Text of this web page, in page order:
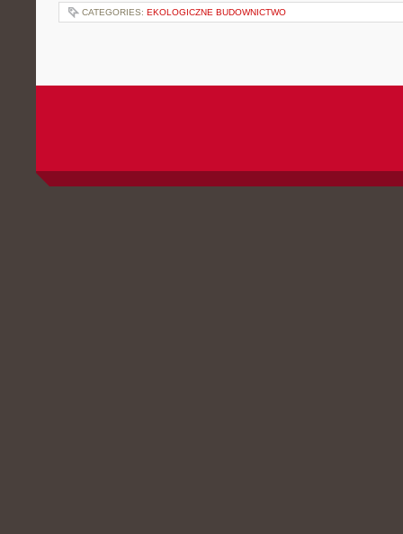
CATEGORIES: EKOLOGICZNE BUDOWNICTWO